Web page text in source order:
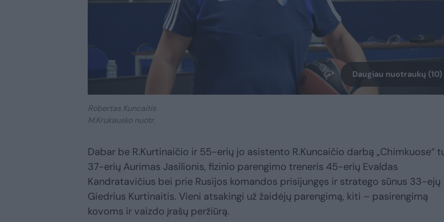
Daugiau nuotraukų (10)
Robertas Kuncaitis
M.Krukausko nuotr.
Dabar be R.Kurtinaičio ir 55-erių jo asistento R.Kuncaičio darbą „Chimkuose“
37-erių Aurimas Jasilionis, fizinio parengimo treneris 45-erių Evaldas
Kandratavičius bei prie Rusijos komandos prisijungęs ir stratego sūnus 33-ejų
Giedrius Kurtinaitis. Vieni atsakingi už žaidėjų parengimą, kiti – pasirengimą
kovoms ir vaizdo įrašų peržiūrą.